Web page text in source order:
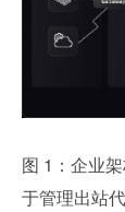
图 1：企业
于管理出站